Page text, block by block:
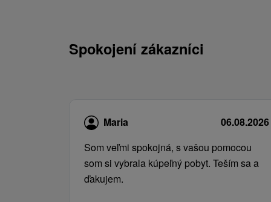
Spokojení zákazníci
Maria
06.08.2026
Som veľmi spokojná, s vašou pomocou
som si vybrala kúpeľný pobyt. Teším sa a
ďakujem.